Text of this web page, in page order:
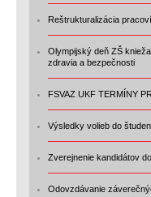
Reštrukturalizácia
Olympijský deň ZŠ
zdravia a bezpečnosti
FSVAZ UKF TERMÍNY
Výsledky volieb do
Zverejnenie kandidátov
Odovzdávanie